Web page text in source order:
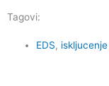
Tagovi:
EDS,